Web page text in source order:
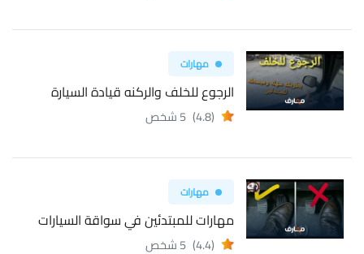
مهارات
الرجوع للخلف والركنه قيادة السيارة
(4.8) 5 شخص
مهارات
مهارات للمبتدئين في سواقة السيارات
(4.4) 5 شخص